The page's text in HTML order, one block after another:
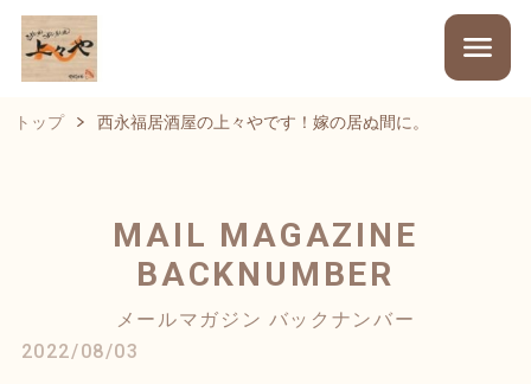
トップ 西永福居酒屋の上々やです！嫁の居ぬ間に。
MAIL MAGAZINE
BACKNUMBER
メールマガジン バックナンバー
2022/08/03